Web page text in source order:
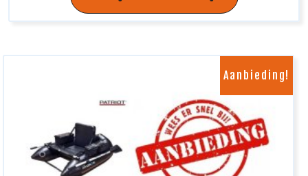
Aanbieding!